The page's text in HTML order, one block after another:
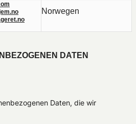
Norwegen
DATEN
Daten, die wir